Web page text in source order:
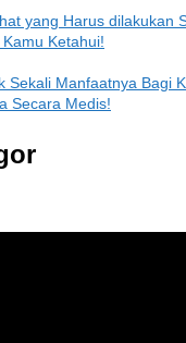
yang Harus dilakukan
Ketahui!
Sekali Manfaatnya Bagi
Secara Medis!